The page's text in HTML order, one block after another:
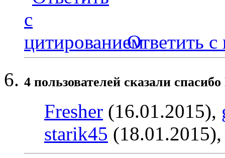
Ответить с
4 пользователей сказали
Fresher (16.01.2015),
starik45